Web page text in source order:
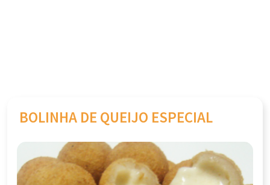
BOLINHA DE QUEIJO ESPECIAL